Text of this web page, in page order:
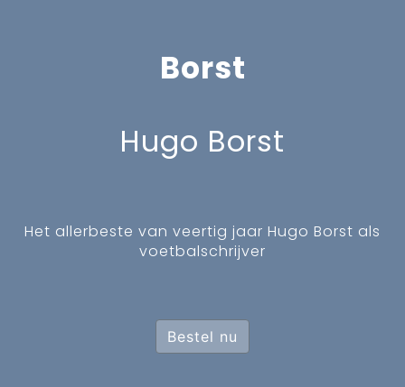
Borst
Hugo Borst
Het allerbeste van veertig jaar Hugo Borst als
voetbalschrijver
Bestel nu